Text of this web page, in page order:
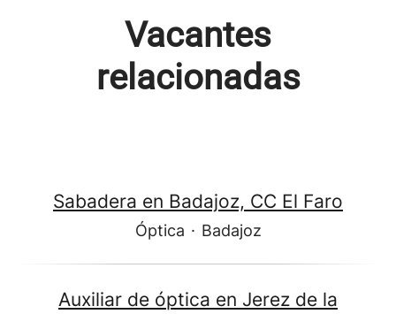
Vacantes
relacionadas
Sabadera en Badajoz, CC El Faro
Óptica · Badajoz
Auxiliar de óptica en Jerez de la